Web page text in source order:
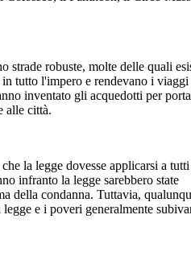
strade robuste, molte delle quali
tutto l'impero e rendevano i
inventato gli acquedotti per
alle città.
la legge dovesse applicarsi a
infranto la legge sarebbero state
della condanna. Tuttavia,
legge e i poveri generalmente